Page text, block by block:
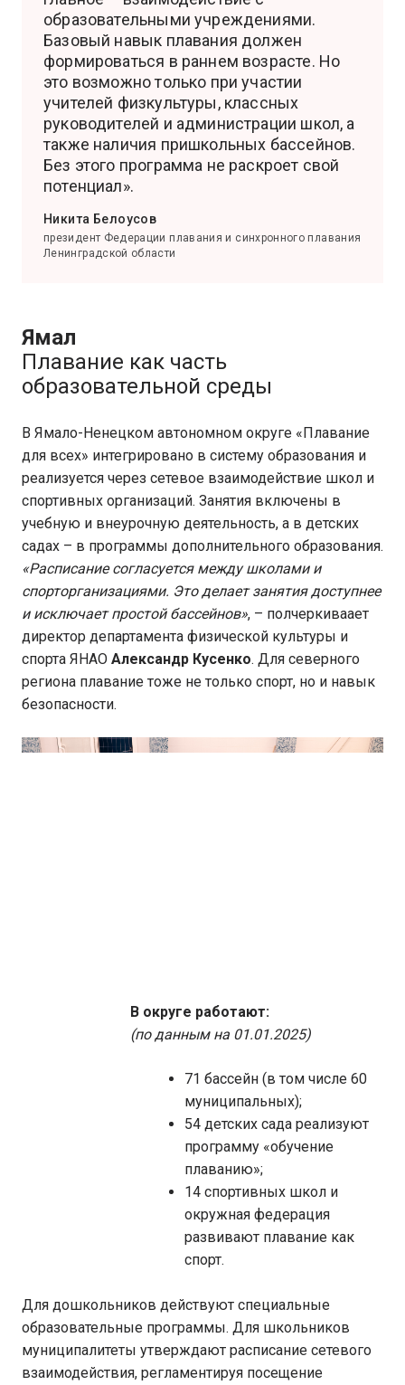
образовательными учреждениями.
Базовый навык плавания должен
формироваться в раннем возрасте. Но
это возможно только при участии
учителей физкультуры, классных
руководителей и администрации школ, а
также наличия пришкольных бассейнов.
Без этого программа не раскроет свой
потенциал».
Никита Белоусов
президент Федерации плавания и синхронного плавания
Ленинградской области
Ямал
Плавание как часть
образовательной среды
В Ямало-Ненецком автономном округе «Плавание
для всех» интегрировано в систему образования и
реализуется через сетевое взаимодействие школ и
спортивных организаций. Занятия включены в
учебную и внеурочную деятельность, а в детских
садах – в программы дополнительного образования.
«Расписание согласуется между школами и
спорторганизациями. Это делает занятия доступнее
и исключает простой бассейнов», – полчеркиваает
директор департамента физической культуры и
спорта ЯНАО Александр Кусенко. Для северного
региона плавание тоже не только спорт, но и навык
безопасности.
В округе работают:
(по данным на 01.01.2025)
71 бассейн (в том числе 60
муниципальных);
54 детских сада реализуют
программу «обучение
плаванию»;
14 спортивных школ и
окружная федерация
развивают плавание как
спорт.
Для дошкольников действуют специальные
образовательные программы. Для школьников
муниципалитеты утверждают расписание сетевого
взаимодействия, регламентируя посещение